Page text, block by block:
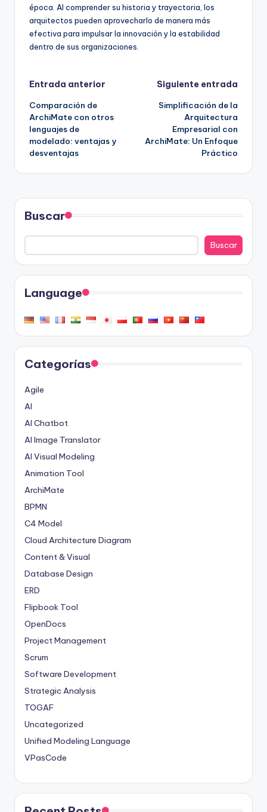
época. Al comprender su historia y trayectoria, los
arquitectos pueden aprovecharlo de manera más
efectiva para impulsar la innovación y la estabilidad
dentro de sus organizaciones.
Navegación
de
entradas
Entrada anterior
Comparación de
ArchiMate con otros
lenguajes de
modelado: ventajas y
desventajas
Siguiente entrada
Simplificación de la
Arquitectura
Empresarial con
ArchiMate: Un Enfoque
Práctico
Buscar
Buscar
Language
Categorías
Agile
AI
AI Chatbot
AI Image Translator
AI Visual Modeling
Animation Tool
ArchiMate
BPMN
C4 Model
Cloud Architecture Diagram
Content & Visual
Database Design
ERD
Flipbook Tool
OpenDocs
Project Management
Scrum
Software Development
Strategic Analysis
TOGAF
Uncategorized
Unified Modeling Language
VPasCode